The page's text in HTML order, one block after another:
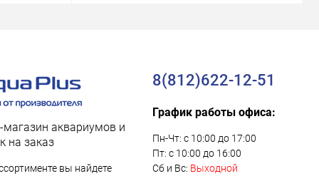
магазин аквариумов и
на заказ
вы найдете
8(812)622-12-51
График работы офиса:
Пн-Чт: с 10:00 до 17:00
Пт: с 10:00 до 16:00
Сб и Вс: Выходной